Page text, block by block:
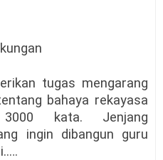
tugas mengarang
bahaya rekayasa
kata. Jenjang
ingin dibangun guru
…